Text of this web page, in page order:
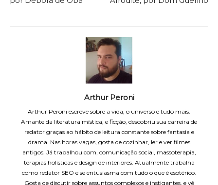
Arthur Peroni
Arthur Peroni escreve sobre a vida, o universo e tudo mais.
Amante da literatura mística, e ficção, descobriu sua carreira de
redator graças ao hábito de leitura constante sobre fantasia e
drama. Nas horas vagas, gosta de cozinhar, ler e ver filmes
antigos. Já trabalhou com, comunicação social, massoterapia,
terapias holísticas e design de interiores. Atualmente trabalha
como redator SEO e se entusiasma com tudo o que é esotérico.
Gosta de discutir sobre assuntos complexos e instigantes, e vê